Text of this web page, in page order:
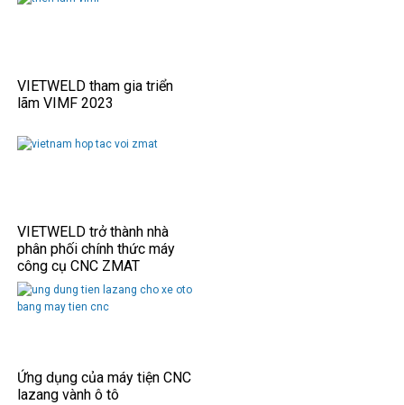
VIETWELD tham gia triển
lãm VIMF 2023
VIETWELD trở thành nhà
phân phối chính thức máy
công cụ CNC ZMAT
Ứng dụng của máy tiện CNC
lazang vành ô tô